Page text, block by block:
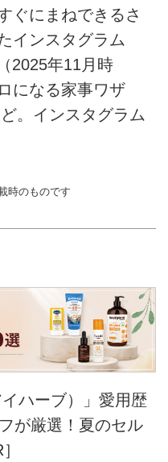
ぐにまねできるさ
インスタグラム
2025年11月時
になる家事ワザ
。インスタグラム
時のものです
ハーブ）」愛用歴
が厳選！夏のセル